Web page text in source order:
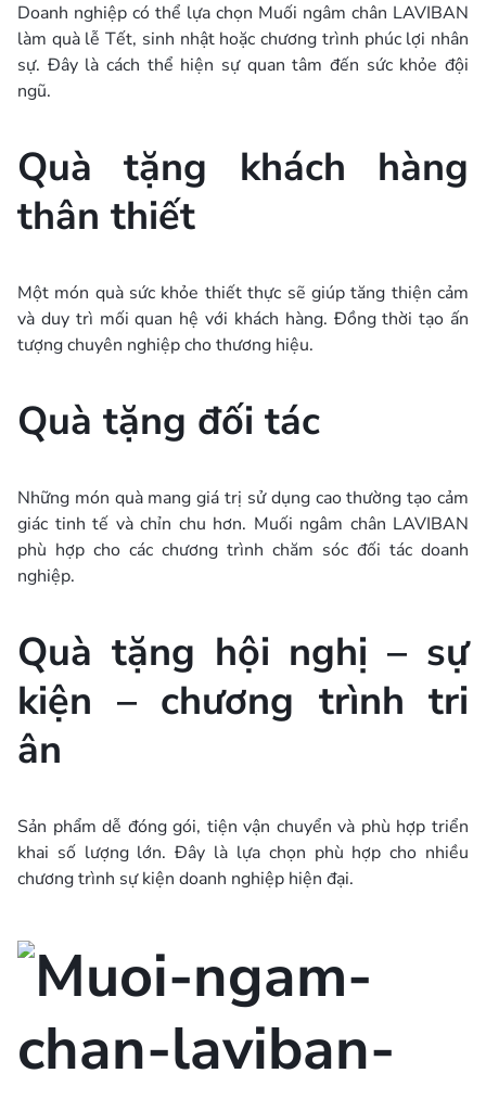
Doanh nghiệp có thể lựa chọn Muối ngâm chân LAVIBAN
làm quà lễ Tết, sinh nhật hoặc chương trình phúc lợi nhân
sự. Đây là cách thể hiện sự quan tâm đến sức khỏe đội
ngũ.
Quà tặng khách hàng
thân thiết
Một món quà sức khỏe thiết thực sẽ giúp tăng thiện cảm
và duy trì mối quan hệ với khách hàng. Đồng thời tạo ấn
tượng chuyên nghiệp cho thương hiệu.
Quà tặng đối tác
Những món quà mang giá trị sử dụng cao thường tạo cảm
giác tinh tế và chỉn chu hơn. Muối ngâm chân LAVIBAN
phù hợp cho các chương trình chăm sóc đối tác doanh
nghiệp.
Quà tặng hội nghị – sự
kiện – chương trình tri
ân
Sản phẩm dễ đóng gói, tiện vận chuyển và phù hợp triển
khai số lượng lớn. Đây là lựa chọn phù hợp cho nhiều
chương trình sự kiện doanh nghiệp hiện đại.